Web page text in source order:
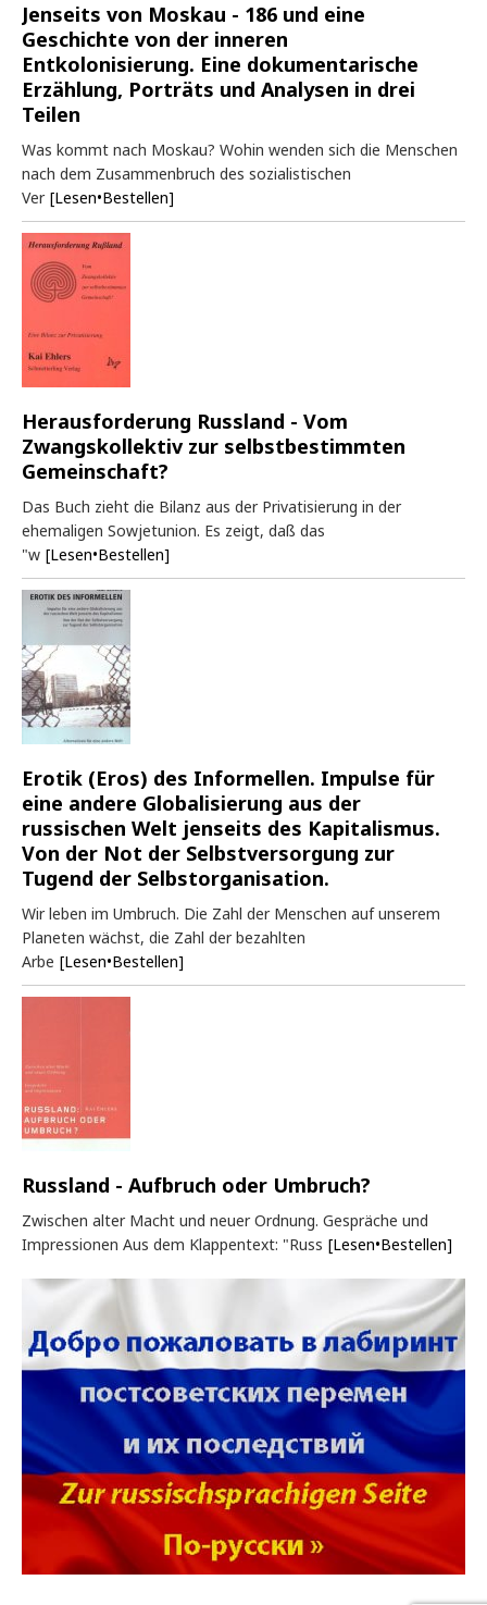
Jenseits von Moskau - 186 und eine
Geschichte von der inneren
Entkolonisierung. Eine dokumentarische
Erzählung, Porträts und Analysen in drei
Teilen
Was kommt nach Moskau? Wohin wenden sich die Menschen
nach dem Zusammenbruch des sozialistischen
Ver [Lesen•Bestellen]
Herausforderung Russland - Vom
Zwangskollektiv zur selbstbestimmten
Gemeinschaft?
Das Buch zieht die Bilanz aus der Privatisierung in der
ehemaligen Sowjetunion. Es zeigt, daß das
"w [Lesen•Bestellen]
Erotik (Eros) des Informellen. Impulse für
eine andere Globalisierung aus der
russischen Welt jenseits des Kapitalismus.
Von der Not der Selbstversorgung zur
Tugend der Selbstorganisation.
Wir leben im Umbruch. Die Zahl der Menschen auf unserem
Planeten wächst, die Zahl der bezahlten
Arbe [Lesen•Bestellen]
Russland - Aufbruch oder Umbruch?
Zwischen alter Macht und neuer Ordnung. Gespräche und
Impressionen Aus dem Klappentext: "Russ [Lesen•Bestellen]